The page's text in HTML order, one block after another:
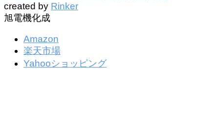
created by Rinker
旭電機化成
Amazon
楽天市場
Yahooショッピング